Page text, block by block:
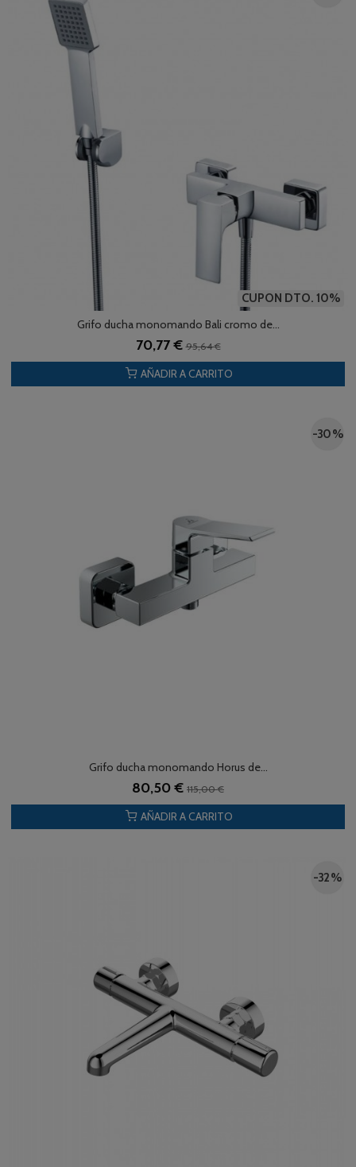
CUPON DTO. 10%
Grifo ducha monomando Bali cromo de...
70,77 €95,64 €
AÑADIR A CARRITO
-30 %
Grifo ducha monomando Horus de...
80,50 € 115,00 €
AÑADIR A CARRITO
-32 %